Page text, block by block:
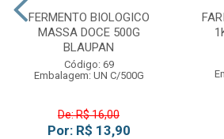
FERMENTO BIOLOGICO
MASSA DOCE 500G
BLAUPAN
Código: 69
Embalagem: UN C/500G
De: R$ 16,00
Por: R$ 13,90